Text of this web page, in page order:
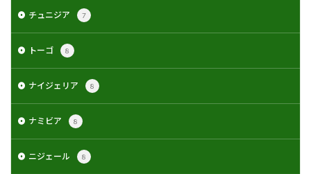
チュニジア 7
トーゴ 8
ナイジェリア 8
ナミビア 8
ニジェール 8